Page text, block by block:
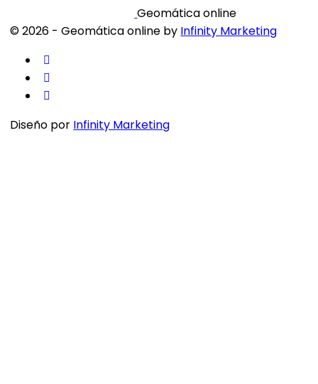
Geomática online
© 2026 - Geomática online by Infinity Marketing
Diseño por Infinity Marketing